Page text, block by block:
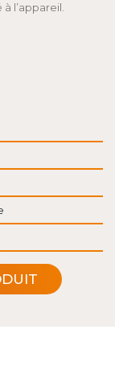
l’appareil.